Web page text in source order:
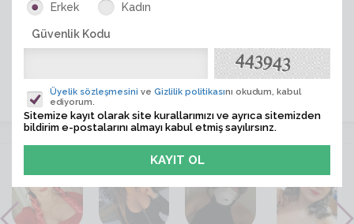
ÜYE ARA
VİTRİN
Erkek Kadın
Güvenlik Kodu
Üyelik sözleşmesini ve Gizlilik politikasını okudum, kabul
ediyorum.
Sitemize kayıt olarak site kurallarımızı ve ayrıca sitemizden
bildirim e-postalarını almayı kabul etmiş sayılırsınz.